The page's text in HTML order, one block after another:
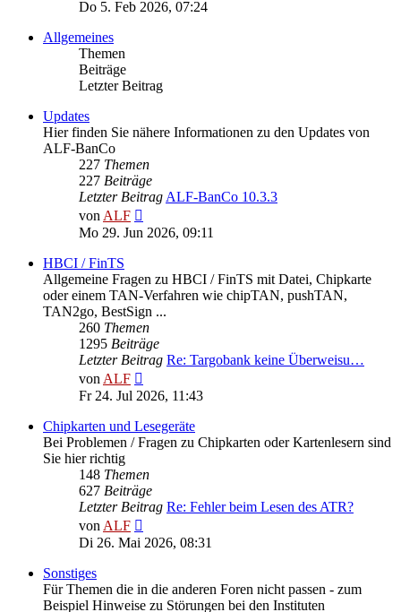
Do 5. Feb 2026, 07:24
Allgemeines
Themen
Beiträge
Letzter Beitrag
Updates
Hier finden Sie nähere Informationen zu den Updates von
ALF-BanCo
227 Themen
227 Beiträge
Letzter BeitragALF-BanCo 10.3.3
vonALF
Beitrag
Mo 29. Jun 2026, 09:11
HBCI / FinTS
Allgemeine Fragen zu HBCI / FinTS mit Datei, Chipkarte
oder einem TAN-Verfahren wie chipTAN, pushTAN,
TAN2go, BestSign ...
260 Themen
1295 Beiträge
Letzter Beitrag Re: Targobank keine Überweisu…
vonALF
Beitrag
Fr 24. Jul 2026, 11:43
Chipkarten und Lesegeräte
Bei Problemen / Fragen zu Chipkarten oder Kartenlesern sind
Sie hier richtig
148 Themen
627 Beiträge
Letzter Beitrag Re: Fehler beim Lesen des ATR?
vonALF
Beitrag
Di 26. Mai 2026, 08:31
Sonstiges
Für Themen die in die anderen Foren nicht passen - zum
Beispiel Hinweise zu Störungen bei den Instituten